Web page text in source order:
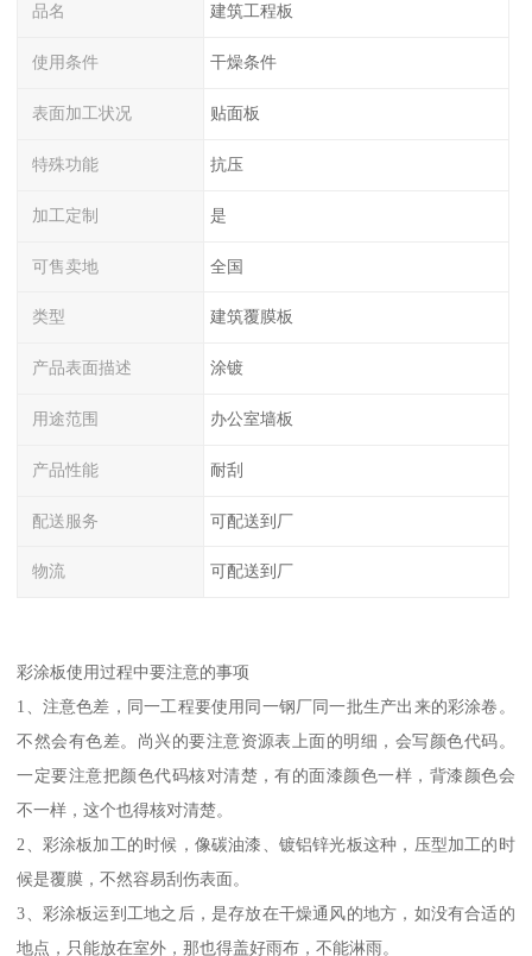
品名 建筑工程板
使用条件 干燥条件
表面加工状况 贴面板
特殊功能 抗压
加工定制 是
可售卖地 全国
类型 建筑覆膜板
产品表面描述 涂镀
用途范围 办公室墙板
产品性能 耐刮
配送服务 可配送到厂
物流 可配送到厂
彩涂板使用过程中要注意的事项
1、注意色差，同一工程要使用同一钢厂同一批生产出来的彩涂卷。
不然会有色差。尚兴的要注意资源表上面的明细，会写颜色代码。
一定要注意把颜色代码核对清楚，有的面漆颜色一样，背漆颜色会
不一样，这个也得核对清楚。
2、彩涂板加工的时候，像碳油漆、镀铝锌光板这种，压型加工的时
候是覆膜，不然容易刮伤表面。
3、彩涂板运到工地之后，是存放在干燥通风的地方，如没有合适的
地点，只能放在室外，那也得盖好雨布，不能淋雨。